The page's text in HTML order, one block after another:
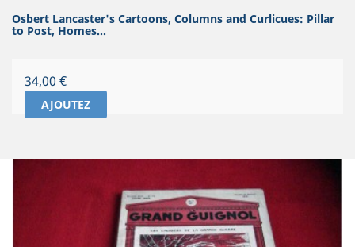
Osbert Lancaster's Cartoons, Columns and Curlicues: Pillar
to Post, Homes...
Prix
34,00 €
AJOUTEZ